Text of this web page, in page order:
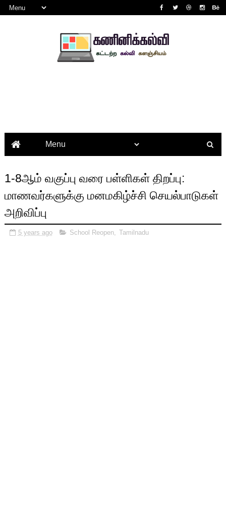
1-8ஆம் வகுப்பு வரை பள்ளிகள் திறப்பு:
மாணவர்களுக்கு மனமகிழ்ச்சி செயல்பாடுகள்
அறிவிப்பு
5 years ago School Reopen, Tamilnadu